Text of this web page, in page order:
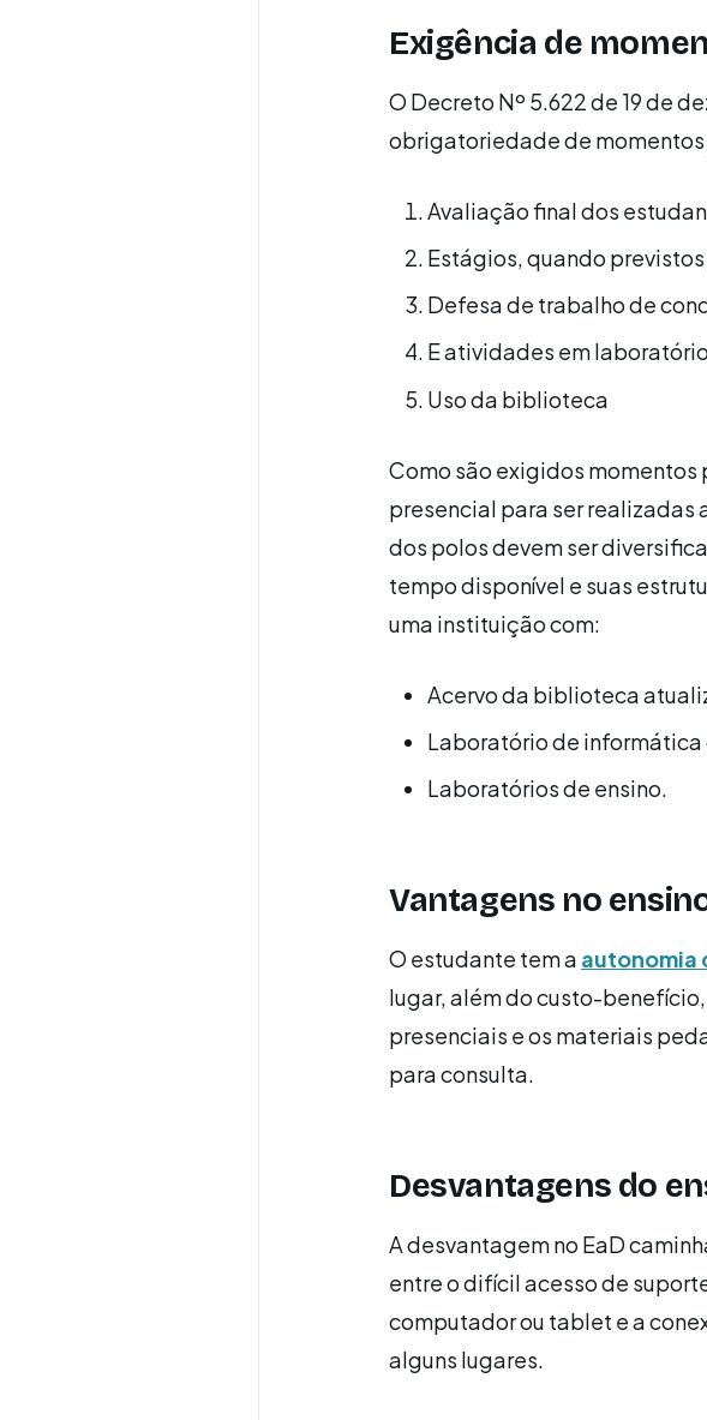
Exigência de
O Decreto Nº 5.622 de 19 de
obrigatoriedade de momentos
Avaliação final dos
Estágios, quando
Defesa de trabalho de
E atividades em
Uso da biblioteca
Como são exigidos momentos
presencial para ser realizadas
dos polos devem ser
tempo disponível e suas
uma instituição com:
Acervo da biblioteca
Laboratório de
Laboratórios de ensino.
Vantagens no
O estudante tem a autonomia
lugar, além do custo-
presenciais e os materiais
para consulta.
Desvantagens do
A desvantagem no EaD
entre o difícil acesso de
computador ou tablet e a
alguns lugares.